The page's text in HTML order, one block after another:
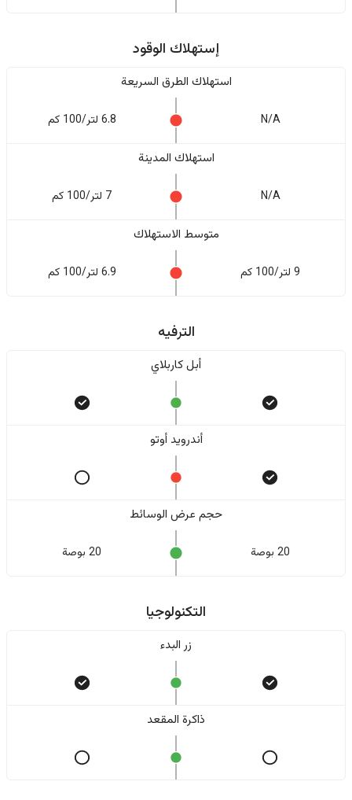
إستهلاك الوقود
استهلاك الطرق السريعة
N/A 6.8 لتر/100 كم
استهلاك المدينة
N/A 7 لتر/100 كم
متوسط الاستهلاك
9 لتر/100 كم 6.9 لتر/100 كم
الترفيه
أبل كاربلاي
أندرويد أوتو
حجم عرض الوسائط
20 بوصة 20 بوصة
التكنولوجيا
زر البدء
ذاكرة المقعد